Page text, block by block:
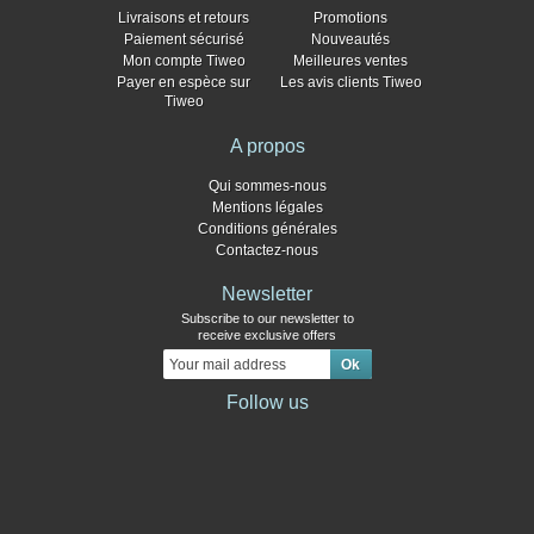
Livraisons et retours
Paiement sécurisé
Mon compte Tiweo
Payer en espèce sur
Tiweo
Promotions
Nouveautés
Meilleures ventes
Les avis clients Tiweo
A propos
Qui sommes-nous
Mentions légales
Conditions générales
Contactez-nous
Newsletter
Subscribe to our newsletter to
receive exclusive offers
Follow us